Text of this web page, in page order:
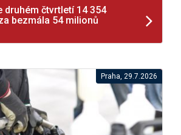
druhém čtvrtletí 14 354
bezmála 54 milionů
Praha, 29.7.2026